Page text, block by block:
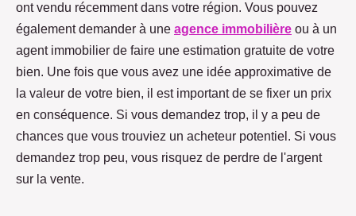
ont vendu récemment dans votre région. Vous pouvez
également demander à une agence immobilière ou à un
agent immobilier de faire une estimation gratuite de votre
bien. Une fois que vous avez une idée approximative de
la valeur de votre bien, il est important de se fixer un prix
en conséquence. Si vous demandez trop, il y a peu de
chances que vous trouviez un acheteur potentiel. Si vous
demandez trop peu, vous risquez de perdre de l'argent
sur la vente.